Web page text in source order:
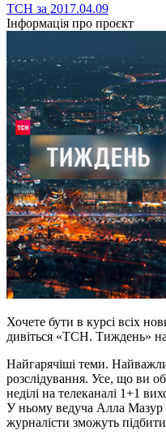
ТСН за 2017.04.09
Інформація про проєкт
Хочете бути в курсі всіх
дивіться «ТСН. Тиждень» на
Найгарячіші теми.
розслідування. Усе, що ви
неділі на телеканалі 1+1
У ньому ведуча Алла Мазур
журналісти зможуть